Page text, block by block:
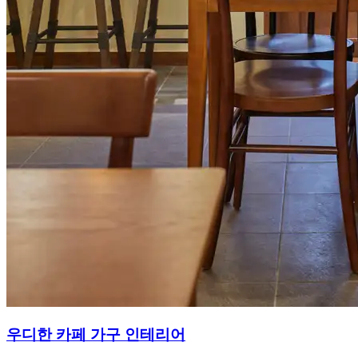
우디한 카페 가구 인테리어